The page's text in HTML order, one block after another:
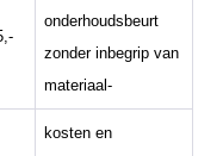
onderhoudsbeurt
zonder inbegrip van
materiaal-
kosten en